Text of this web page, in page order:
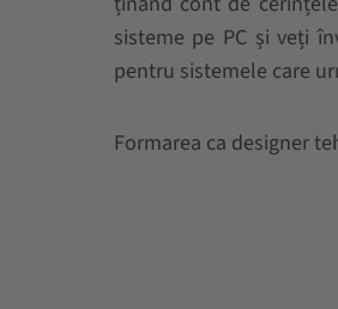
sisteme pe PC și veți
pentru sistemele care
Formarea ca designer